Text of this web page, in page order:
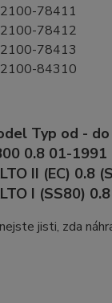
78411
78412
78413
84310
Typ od -
0.8 01-
II (EC) 0.8
I (SS80)
jisti, zda